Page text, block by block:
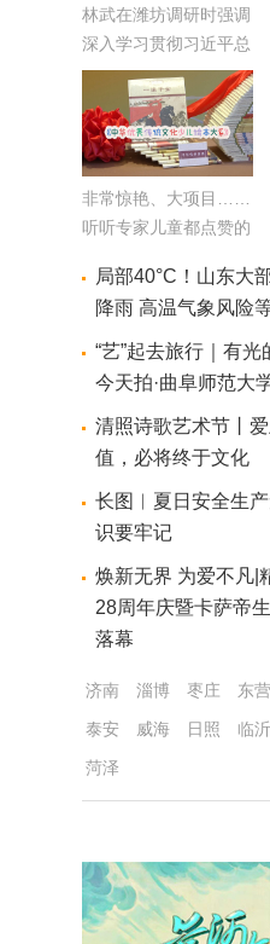
​林武在潍坊调研时强调
深入学习贯彻习近平总
书记视察山东重要讲话
精神 更加奋发有为地
做好经济社会发展各项
工作
非常惊艳、大项目……
听听专家儿童都点赞的
局部40°C！山东大
降雨 高温气象风险
“艺”起去旅行｜有
今天拍·曲阜师范大
清照诗歌艺术节丨
值，必将终于文化
长图︱夏日安全生
识要牢记
焕新无界 为爱不凡|
28周年庆暨卡萨帝
落幕
济南 淄博 枣庄 东营
泰安
威海 日照 临沂
菏泽